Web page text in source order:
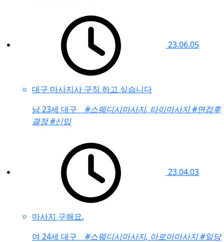
23.06.05
대구 마사지사 구직 하고 싶습니다
남23세 대구 #스웨디시마사지, 타이마사지#면접후
결정#신입
23.04.03
마사지 구해요.
여 24세 대구 #스웨디시마사지, 아로마마사지#일당